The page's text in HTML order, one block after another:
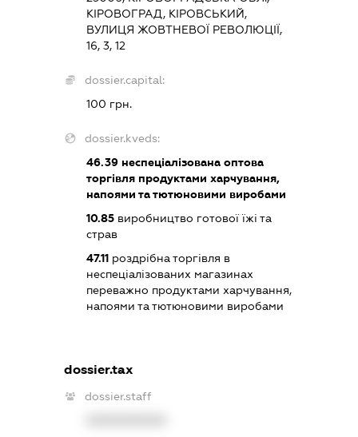
КІРОВОГРАД, КІРОВСЬКИЙ,
ВУЛИЦЯ ЖОВТНЕВОЇ РЕВОЛЮЦІЇ,
16, 3, 12
dossier.capital:
100 грн.
dossier.kveds:
46.39неспеціалізована оптова
торгівля продуктами харчування,
напоями та тютюновими виробами
10.85виробництво готової їжі та
страв
47.11роздрібна торгівля в
неспеціалізованих магазинах
переважно продуктами харчування,
напоями та тютюновими виробами
dossier.tax
dossier.staff